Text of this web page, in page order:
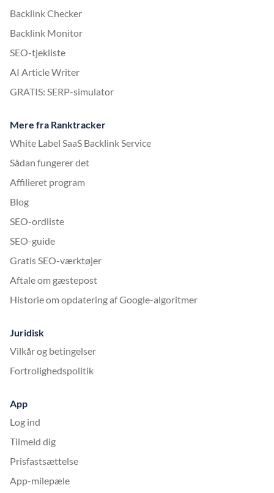
Backlink Checker
Backlink Monitor
SEO-tjekliste
AI Article Writer
GRATIS: SERP-simulator
Mere fra Ranktracker
White Label SaaS Backlink Service
Sådan fungerer det
Affilieret program
Blog
SEO-ordliste
SEO-guide
Gratis SEO-værktøjer
Aftale om gæstepost
Historie om opdatering af Google-algoritmer
Juridisk
Vilkår og betingelser
Fortrolighedspolitik
App
Log ind
Tilmeld dig
Prisfastsættelse
App-milepæle